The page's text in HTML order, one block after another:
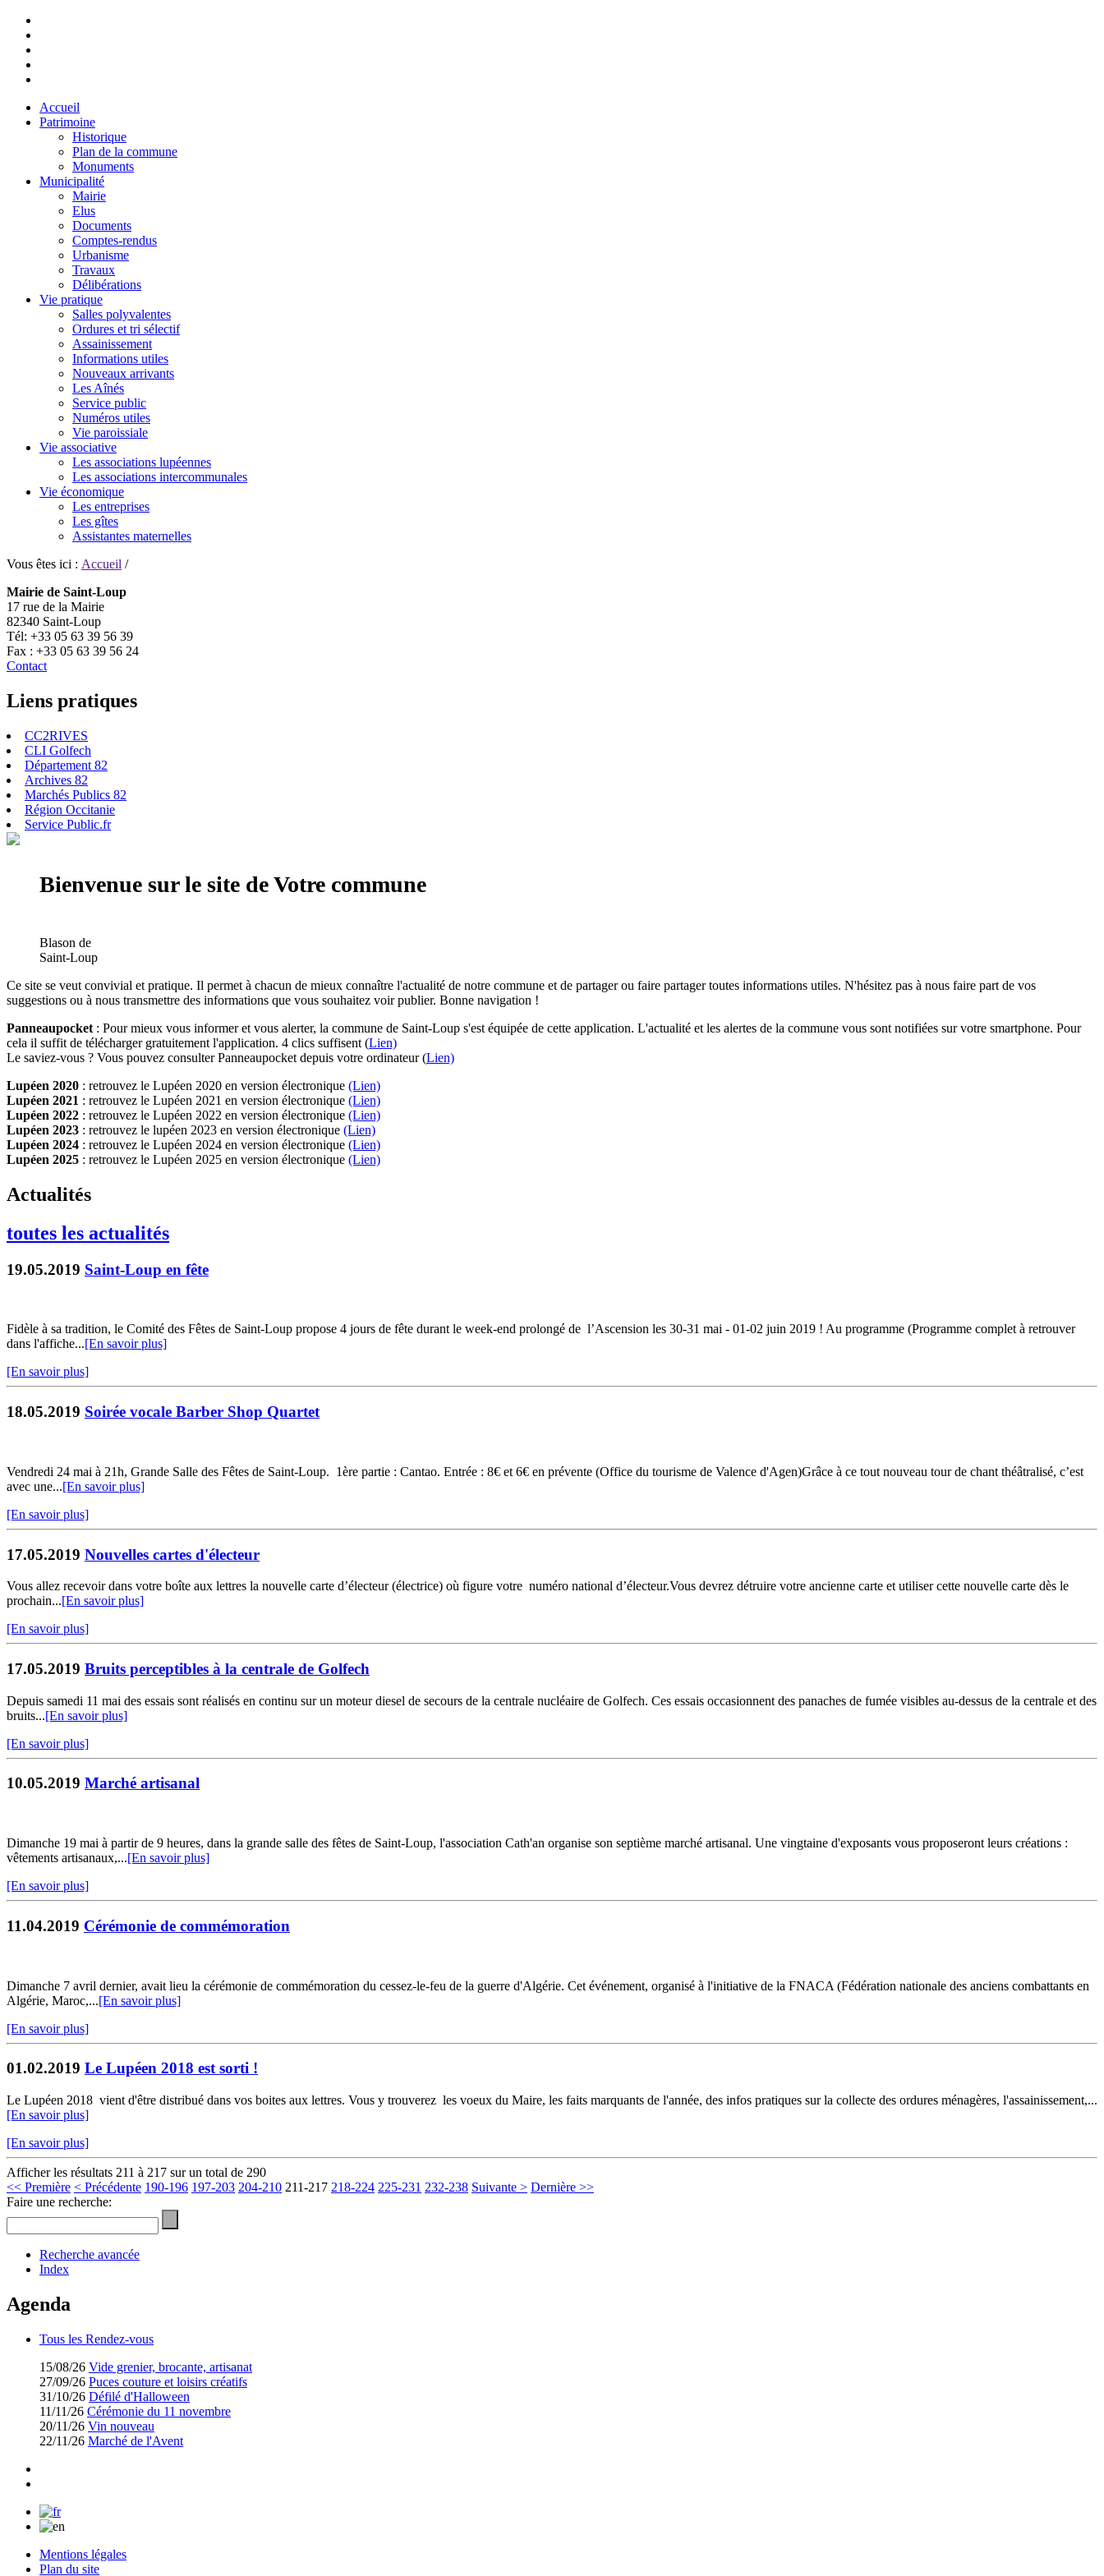
Accueil
Patrimoine
Historique
Plan de la commune
Monuments
Municipalité
Mairie
Elus
Documents
Comptes-rendus
Urbanisme
Travaux
Délibérations
Vie pratique
Salles polyvalentes
Ordures et tri sélectif
Assainissement
Informations utiles
Nouveaux arrivants
Les Aînés
Service public
Numéros utiles
Vie paroissiale
Vie associative
Les associations lupéennes
Les associations intercommunales
Vie économique
Les entreprises
Les gîtes
Assistantes maternelles
Vous êtes ici : Accueil /
Mairie de Saint-Loup
17 rue de la Mairie
82340 Saint-Loup
Tél: +33 05 63 39 56 39
Fax : +33 05 63 39 56 24
Contact
Liens pratiques
CC2RIVES
CLI Golfech
Département 82
Archives 82
Marchés Publics 82
Région Occitanie
Service Public.fr
Bienvenue sur le site de Votre commune
Blason de
Saint-Loup
Ce site se veut convivial et pratique. Il permet à chacun de mieux connaître l'actualité de notre commune et de partager ou faire partager toutes informations utiles. N'hésitez pas à nous faire part de vos
suggestions ou à nous transmettre des informations que vous souhaitez voir publier. Bonne navigation !
Panneaupocket : Pour mieux vous informer et vous alerter, la commune de Saint-Loup s'est équipée de cette application. L'actualité et les alertes de la commune vous sont notifiées sur votre smartphone. Pour
cela il suffit de télécharger gratuitement l'application. 4 clics suffisent (Lien)
Le saviez-vous ? Vous pouvez consulter Panneaupocket depuis votre ordinateur (Lien)
Lupéen 2020 : retrouvez le Lupéen 2020 en version électronique (Lien)
Lupéen 2021 : retrouvez le Lupéen 2021 en version électronique (Lien)
Lupéen 2022 : retrouvez le Lupéen 2022 en version électronique (Lien)
Lupéen 2023 : retrouvez le lupéen 2023 en version électronique (Lien)
Lupéen 2024 : retrouvez le Lupéen 2024 en version électronique (Lien)
Lupéen 2025 : retrouvez le Lupéen 2025 en version électronique (Lien)
Actualités
toutes les actualités
19.05.2019 Saint-Loup en fête
Fidèle à sa tradition, le Comité des Fêtes de Saint-Loup propose 4 jours de fête durant le week-end prolongé de l’Ascension les 30-31 mai - 01-02 juin 2019 ! Au programme (Programme complet à retrouver
dans l'affiche...[En savoir plus]
[En savoir plus]
18.05.2019 Soirée vocale Barber Shop Quartet
Vendredi 24 mai à 21h, Grande Salle des Fêtes de Saint-Loup. 1ère partie : Cantao. Entrée : 8€ et 6€ en prévente (Office du tourisme de Valence d'Agen)Grâce à ce tout nouveau tour de chant théâtralisé, c’est
avec une...[En savoir plus]
[En savoir plus]
17.05.2019 Nouvelles cartes d'électeur
Vous allez recevoir dans votre boîte aux lettres la nouvelle carte d’électeur (électrice) où figure votre numéro national d’électeur.Vous devrez détruire votre ancienne carte et utiliser cette nouvelle carte dès le
prochain...[En savoir plus]
[En savoir plus]
17.05.2019 Bruits perceptibles à la centrale de Golfech
Depuis samedi 11 mai des essais sont réalisés en continu sur un moteur diesel de secours de la centrale nucléaire de Golfech. Ces essais occasionnent des panaches de fumée visibles au-dessus de la centrale et des
bruits...[En savoir plus]
[En savoir plus]
10.05.2019 Marché artisanal
Dimanche 19 mai à partir de 9 heures, dans la grande salle des fêtes de Saint-Loup, l'association Cath'an organise son septième marché artisanal. Une vingtaine d'exposants vous proposeront leurs créations :
vêtements artisanaux,...[En savoir plus]
[En savoir plus]
11.04.2019 Cérémonie de commémoration
Dimanche 7 avril dernier, avait lieu la cérémonie de commémoration du cessez-le-feu de la guerre d'Algérie. Cet événement, organisé à l'initiative de la FNACA (Fédération nationale des anciens combattants en
Algérie, Maroc,...[En savoir plus]
[En savoir plus]
01.02.2019 Le Lupéen 2018 est sorti !
Le Lupéen 2018 vient d'être distribué dans vos boites aux lettres. Vous y trouverez les voeux du Maire, les faits marquants de l'année, des infos pratiques sur la collecte des ordures ménagères, l'assainissement,...
[En savoir plus]
[En savoir plus]
Afficher les résultats 211 à 217 sur un total de 290
<< Première < Précédente 190-196 197-203 204-210 211-217 218-224 225-231 232-238 Suivante > Dernière >>
Faire une recherche:
Recherche avancée
Index
Agenda
Tous les Rendez-vous
15/08/26 Vide grenier, brocante, artisanat
27/09/26 Puces couture et loisirs créatifs
31/10/26 Défilé d'Halloween
11/11/26 Cérémonie du 11 novembre
20/11/26 Vin nouveau
22/11/26 Marché de l'Avent
Mentions légales
Plan du site